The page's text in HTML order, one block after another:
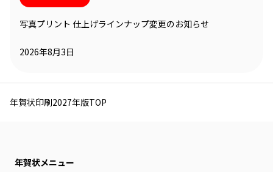
2026年8月3日
写真プリント 仕上げラインナップ変更のお知らせ
年賀状印刷2027年版TOP
年賀状メニュー